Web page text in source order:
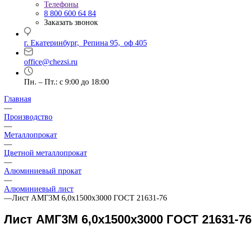
Телефоны
8 800 600 64 84
Заказать звонок
г. Екатеринбург, Репина 95, оф 405
office@chezsi.ru
Пн. – Пт.: с 9:00 до 18:00
Главная
—
Производство
—
Металлопрокат
—
Цветной металлопрокат
—
Алюминиевый прокат
—
Алюминиевый лист
—Лист АМГ3М 6,0х1500х3000 ГОСТ 21631-76
Лист АМГ3М 6,0х1500х3000 ГОСТ 21631-76